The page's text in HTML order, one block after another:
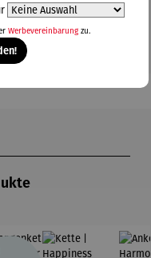
Werbevereinbarungzu.